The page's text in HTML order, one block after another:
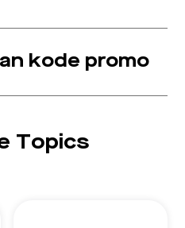
kode promo
Topics